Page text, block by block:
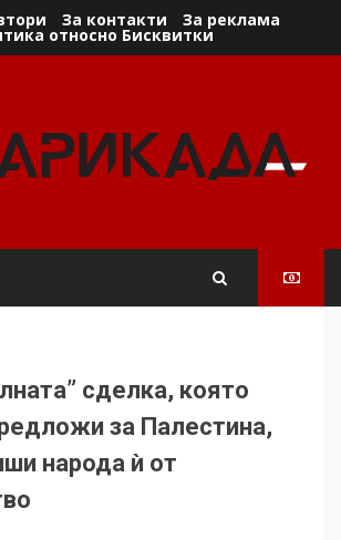
За контакти За реклама
относно Бисквитки
сделка, която
за Палестина,
народа ѝ от